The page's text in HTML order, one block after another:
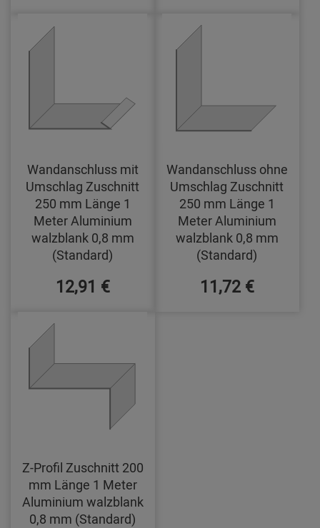
Wandanschluss mit
Umschlag Zuschnitt
250 mm Länge 1
Meter Aluminium
walzblank 0,8 mm
(Standard)
12,91 €
Wandanschluss ohne
Umschlag Zuschnitt
250 mm Länge 1
Meter Aluminium
walzblank 0,8 mm
(Standard)
11,72 €
Z-Profil Zuschnitt 200
mm Länge 1 Meter
Aluminium walzblank
0,8 mm (Standard)